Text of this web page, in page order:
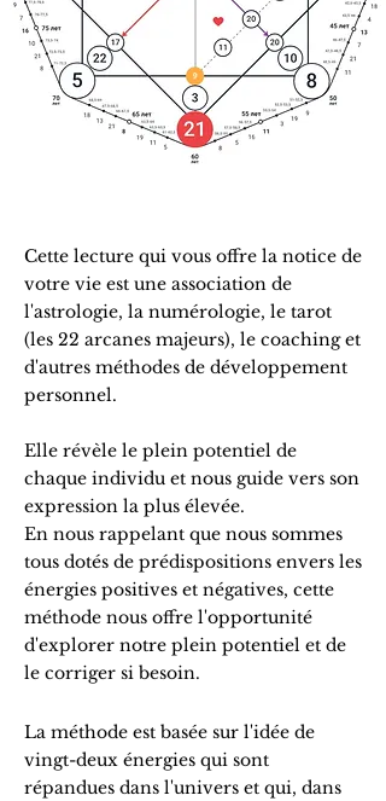
Cette lecture qui vous offre la notice de
votre vie est une association de
l'astrologie, la numérologie, le tarot
(les 22 arcanes majeurs), le coaching et
d'autres méthodes de développement
personnel.
Elle révèle le plein potentiel de
chaque individu et nous guide vers son
expression la plus élevée.
En nous rappelant que nous sommes
tous dotés de prédispositions envers les
énergies positives et négatives, cette
méthode nous offre l'opportunité
d'explorer notre plein potentiel et de
le corriger si besoin.
La méthode est basée sur l'idée de
vingt-deux énergies qui sont
répandues dans l'univers et qui, dans